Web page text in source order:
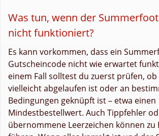
Was tun, wenn der
nicht funktioniert?
Es kann vorkommen, dass ein
Gutscheincode nicht wie erwartet
einem Fall solltest du zuerst prüfen, ob
vielleicht abgelaufen ist oder an
Bedingungen geknüpft ist – etwa einen
Mindestbestellwert. Auch Tippfehler
übernommene Leerzeichen können zu